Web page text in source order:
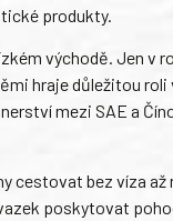
produkty.
východě. Jen v
hraje důležitou
mezi SAE a
cestovat bez víza až
poskytovat